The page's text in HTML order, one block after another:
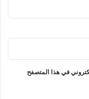
في هذا المتصفح